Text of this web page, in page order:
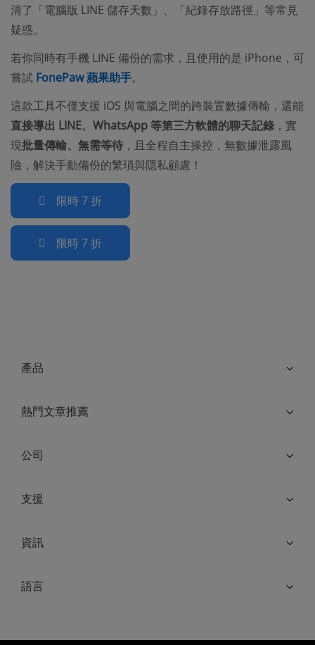
清了「電腦版 LINE 儲存天數」、「紀錄存放路徑」等常見
疑惑。
若你同時有手機 LINE 備份的需求，且使用的是 iPhone，可
嘗試 FonePaw 蘋果助手。
這款工具不僅支援 iOS 與電腦之間的跨裝置數據傳輸，還能
直接導出 LINE、WhatsApp 等第三方軟體的聊天記錄 ，實
現批量傳輸、無需等待 ，且全程自主操控，無數據泄露風
險，解決手動備份的繁瑣與隱私顧慮！
限時 7 折
限時 7 折
產品
熱門文章推薦
公司
支援
資訊
語言